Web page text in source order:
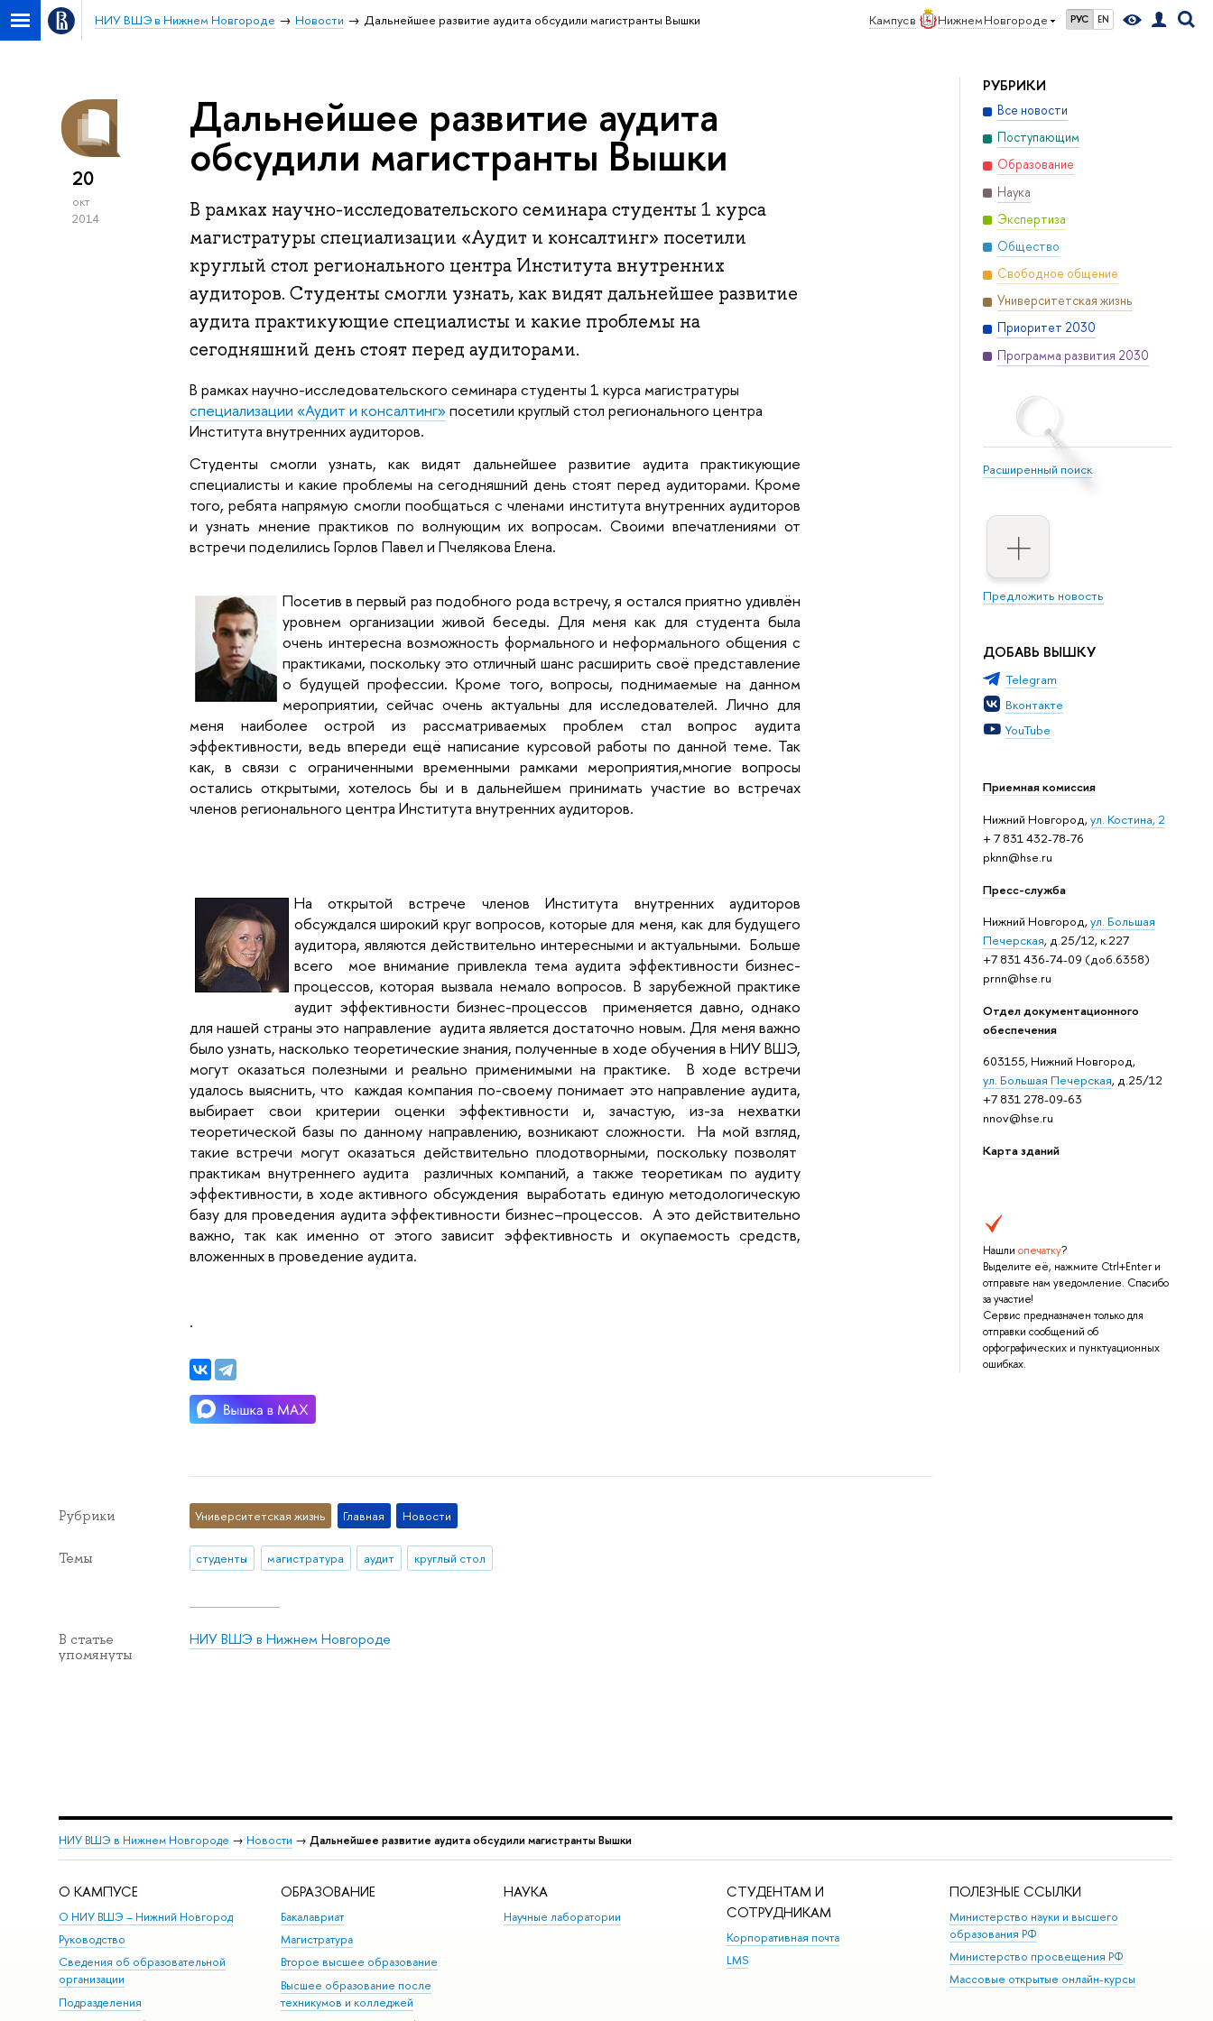
Кампус в Нижнем Новгороде РУС EN
НИУ ВШЭ в Нижнем Новгороде Новости Дальнейшее развитие аудита обсудили магистранты Вышки
РУБРИКИ
Все новости
Поступающим
Образование
Наука
Экспертиза
Общество
Свободное общение
Университетская жизнь
Приоритет 2030
Программа развития 2030
Расширенный поиск
Предложить новость
ДОБАВЬ ВЫШКУ
Telegram
Вконтакте
YouTube
Приемная комиссия
Нижний Новгород,ул. Костина, 2
+ 7 831 432-78-76
pknn@hse.ru
Пресс-служба
Нижний Новгород,ул. Большая
Печерская, д.25/12, к.227
+7 831 436-74-09 (доб.6358)
prnn@hse.ru
Отдел документационного
обеспечения
603155, Нижний Новгород,
ул. Большая Печерская, д.25/12
+7 831 278-09-63
nnov@hse.ru
Карта зданий
Нашли опечатку?
Выделите её, нажмите Ctrl+Enter и
отправьте нам уведомление. Спасибо
за участие!
Сервис предназначен только для
отправки сообщений об
орфографических и пунктуационных
ошибках.
20
окт
2014
Дальнейшее развитие аудита
обсудили магистранты Вышки
В рамках научно-исследовательского семинара студенты 1 курса
магистратуры специализации «Аудит и консалтинг» посетили
круглый стол регионального центра Института внутренних
аудиторов. Студенты смогли узнать, как видят дальнейшее развитие
аудита практикующие специалисты и какие проблемы на
сегодняшний день стоят перед аудиторами.
В рамках научно-исследовательского семинара студенты 1 курса магистратуры
специализации «Аудит и консалтинг»посетили круглый стол регионального центра
Института внутренних аудиторов.
Студенты смогли узнать, как видят дальнейшее развитие аудита практикующие
специалисты и какие проблемы на сегодняшний день стоят перед аудиторами. Кроме
того, ребята напрямую смогли пообщаться с членами института внутренних аудиторов
и узнать мнение практиков по волнующим их вопросам. Своими впечатлениями от
встречи поделились Горлов Павел и Пчелякова Елена.
Посетив в первый раз подобного рода встречу, я остался приятно удивлён
уровнем организации живой беседы. Для меня как для студента была
очень интересна возможность формального и неформального общения с
практиками, поскольку это отличный шанс расширить своё представление
о будущей профессии. Кроме того, вопросы, поднимаемые на данном
мероприятии, сейчас очень актуальны для исследователей. Лично для
меня наиболее острой из рассматриваемых проблем стал вопрос аудита
эффективности, ведь впереди ещё написание курсовой работы по данной теме. Так
как, в связи с ограниченными временными рамками мероприятия,многие вопросы
остались открытыми, хотелось бы и в дальнейшем принимать участие во встречах
членов регионального центра Института внутренних аудиторов.
На открытой встрече членов Института внутренних аудиторов
обсуждался широкий круг вопросов, которые для меня, как для будущего
аудитора, являются действительно интересными и актуальными. Больше
всего мое внимание привлекла тема аудита эффективности бизнес-
процессов, которая вызвала немало вопросов. В зарубежной практике
аудит эффективности бизнес-процессов применяется давно, однако
для нашей страны это направление аудита является достаточно новым. Для меня важно
было узнать, насколько теоретические знания, полученные в ходе обучения в НИУ ВШЭ,
могут оказаться полезными и реально применимыми на практике. В ходе встречи
удалось выяснить, что каждая компания по-своему понимает это направление аудита,
выбирает свои критерии оценки эффективности и, зачастую, из-за нехватки
теоретической базы по данному направлению, возникают сложности. На мой взгляд,
такие встречи могут оказаться действительно плодотворными, поскольку позволят
практикам внутреннего аудита различных компаний, а также теоретикам по аудиту
эффективности, в ходе активного обсуждения выработать единую методологическую
базу для проведения аудита эффективности бизнес–процессов. А это действительно
важно, так как именно от этого зависит эффективность и окупаемость средств,
вложенных в проведение аудита.
.
Рубрики Университетская жизнь Главная Новости
Темы студенты магистратура аудит круглый стол
В статье
упомянуты
НИУ ВШЭ в Нижнем Новгороде
НИУ ВШЭ в Нижнем Новгороде → Новости → Дальнейшее развитие аудита обсудили магистранты Вышки
О КАМПУСЕ
О НИУ ВШЭ – Нижний Новгород
Руководство
Сведения об образовательной
организации
Подразделения
ОБРАЗОВАНИЕ
Бакалавриат
Магистратура
Второе высшее образование
Высшее образование после
техникумов и колледжей
НАУКА
Научные лаборатории
СТУДЕНТАМ И
СОТРУДНИКАМ
Корпоративная почта
LMS
ПОЛЕЗНЫЕ ССЫЛКИ
Министерство науки и высшего
образования РФ
Министерство просвещения РФ
Массовые открытые онлайн-курсы